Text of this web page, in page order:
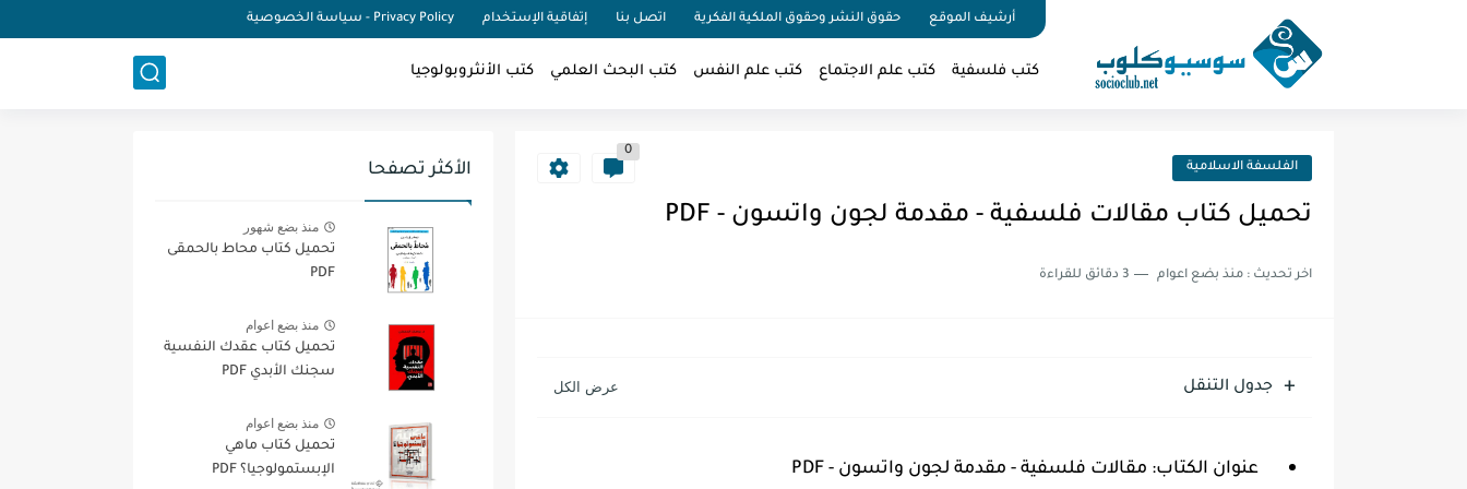
أرشيف الموقع حقوق النشر وحقوق الملكية الفكرية اتصل بنا إتفاقية الإستخدام Privacy Policy - سياسة الخصوصية
كتب فلسفية كتب علم الاجتماع كتب علم النفس كتب البحث العلمي كتب الأنثروبولوجيا
الفلسفة الاسلامية
0
تحميل كتاب مقالات فلسفية - مقدمة لجون واتسون - PDF
اخر تحديث : منذ بضع اعوام 3 دقائق للقراءة
جدول التنقل
عنوان الكتاب: مقالات فلسفية - مقدمة لجون واتسون - PDF
الأكثر تصفحا
منذ بضع شهور
تحميل كتاب محاط بالحمقى
PDF
منذ بضع اعوام
تحميل كتاب عقدك النفسية
سجنك الأبدي PDF
منذ بضع اعوام
تحميل كتاب ماهي
الإبستمولوجيا؟ PDF